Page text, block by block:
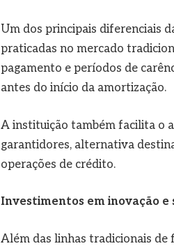
Um dos principais diferenciais
praticadas no mercado
pagamento e períodos de
antes do início da amortização.
A instituição também facilita o
garantidores, alternativa
operações de crédito.
Investimentos em inovação
Além das linhas tradicionais de